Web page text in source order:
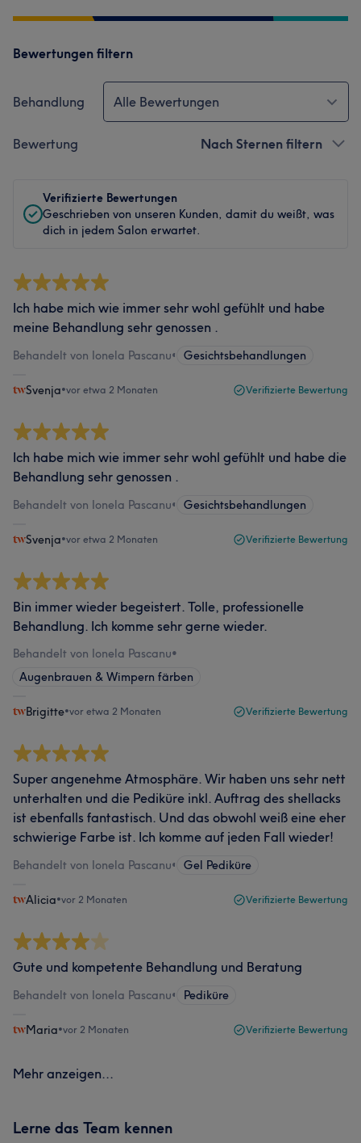
Bewertungen filtern
Behandlung Alle Bewertungen
Bewertung Nach Sternen filtern
Verifizierte Bewertungen
Geschrieben von unseren Kunden, damit du weißt, was
dich in jedem Salon erwartet.
Ich habe mich wie immer sehr wohl gefühlt und habe
meine Behandlung sehr genossen .
Behandelt von Ionela Pascanu• Gesichtsbehandlungen
Svenja•vor etwa 2 Monaten Verifizierte Bewertung
Ich habe mich wie immer sehr wohl gefühlt und habe die
Behandlung sehr genossen .
Behandelt von Ionela Pascanu• Gesichtsbehandlungen
Svenja•vor etwa 2 Monaten Verifizierte Bewertung
Bin immer wieder begeistert. Tolle, professionelle
Behandlung. Ich komme sehr gerne wieder.
Behandelt von Ionela Pascanu•
Augenbrauen & Wimpern färben
Brigitte•vor etwa 2 Monaten Verifizierte Bewertung
Super angenehme Atmosphäre. Wir haben uns sehr nett
unterhalten und die Pediküre inkl. Auftrag des shellacks
ist ebenfalls fantastisch. Und das obwohl weiß eine eher
schwierige Farbe ist. Ich komme auf jeden Fall wieder!
Behandelt von Ionela Pascanu• Gel Pediküre
Alicia•vor 2 Monaten Verifizierte Bewertung
Gute und kompetente Behandlung und Beratung
Behandelt von Ionela Pascanu• Pediküre
Maria•vor 2 Monaten Verifizierte Bewertung
Mehr anzeigen...
Lerne das Team kennen